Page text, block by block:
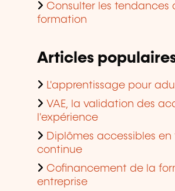
Consulter les tendances
formation
Articles
L'apprentissage pour
VAE, la validation des
l'expérience
Diplômes accessibles
continue
Cofinancement de la
entreprise